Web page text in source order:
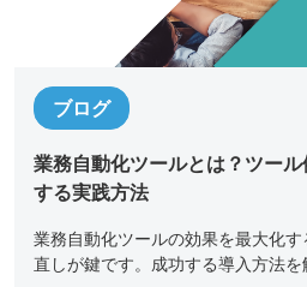
ブログ
業務自動化ツールとは？ツー
する実践方法
業務自動化ツールの効果を最大化
直しが鍵です。成功する導入方法を